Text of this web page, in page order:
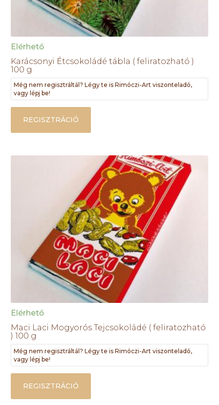
Elérhető
Karácsonyi Étcsokoládé tábla ( feliratozható )
100 g
Még nem regisztráltál? Légy te is Rimóczi-Art viszonteladó,
vagy lépj be!
REGISZTRÁCIÓ
Elérhető
Maci Laci Mogyorós Tejcsokoládé ( feliratozható
) 100 g
Még nem regisztráltál? Légy te is Rimóczi-Art viszonteladó,
vagy lépj be!
REGISZTRÁCIÓ